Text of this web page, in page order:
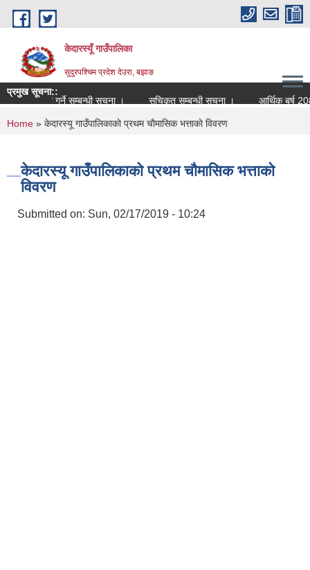
Skip to main content
केदारस्यूँ गाउँपालिका
सुदुरपश्चिम प्रदेश देउरा, बझाङ
प्रमुख सूचना::
पेश गर्ने सम्बन्धी सूचना ।
सूचिकृत सम्बन्धी सूचना । आर्थिक बर्ष 2081.082
You are here
Home » केदारस्यू गाउँपालिकाकाे प्रथम चाैमासिक भत्ताकाे विवरण
केदारस्यू गाउँपालिकाकाे प्रथम चाैमासिक भत्ताकाे
विवरण
Submitted on: Sun, 02/17/2019 - 10:24